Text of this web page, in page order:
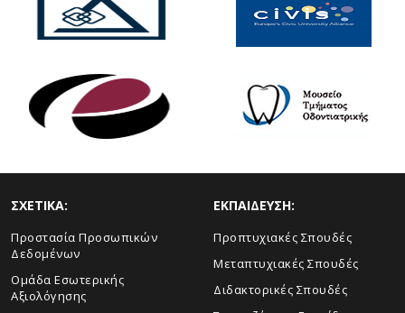
ΣΧΕΤΙΚΑ:
Προστασία Προσωπικών
Δεδομένων
Ομάδα Εσωτερικής
Αξιολόγησης
ΕΚΠΑΙΔΕΥΣΗ:
Προπτυχιακές Σπουδές
Μεταπτυχιακές Σπουδές
Διδακτορικές Σπουδές